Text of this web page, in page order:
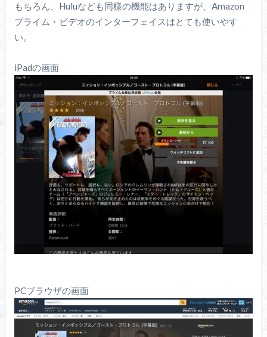
もちろん、Huluなども同様の機能はありますが、Amazon
プライム・ビデオのインターフェイスはとても使いやす
い。
iPadの画面
PCブラウザの画面